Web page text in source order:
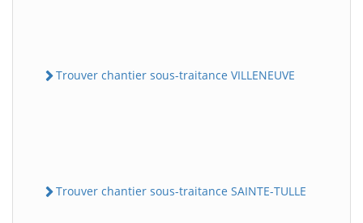
Trouver chantier sous-traitance VILLENEUVE
Trouver chantier sous-traitance SAINTE-TULLE